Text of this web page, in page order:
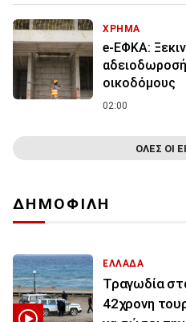
ΧΡΗΜΑ
e-ΕΦΚΑ:
οικοδόμους
02:00
ΟΛΕΣ ΟΙ
ΔΗΜΟΦΙΛΗ
ΕΛΛΑΔΑ
Τραγωδία
42χρονη